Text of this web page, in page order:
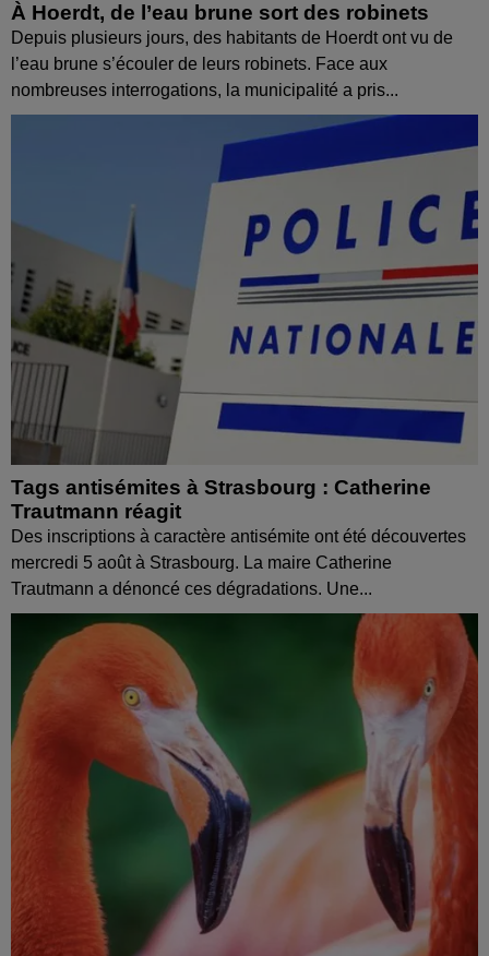
À Hoerdt, de l’eau brune sort des robinets
Depuis plusieurs jours, des habitants de Hoerdt ont vu de
l’eau brune s’écouler de leurs robinets. Face aux
nombreuses interrogations, la municipalité a pris...
Tags antisémites à Strasbourg : Catherine
Trautmann réagit
Des inscriptions à caractère antisémite ont été découvertes
mercredi 5 août à Strasbourg. La maire Catherine
Trautmann a dénoncé ces dégradations. Une...